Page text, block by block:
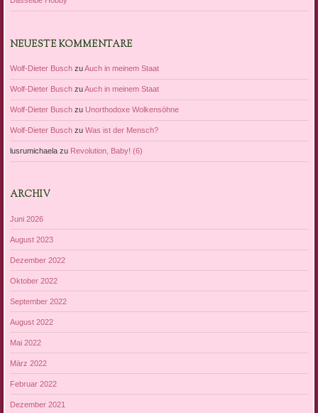
NEUESTE KOMMENTARE
Wolf-Dieter BuschzuAuch in meinem Staat
Wolf-Dieter BuschzuAuch in meinem Staat
Wolf-Dieter Buschzu Unorthodoxe Wolkensöhne
Wolf-Dieter Buschzu Was ist der Mensch?
lusrumichaelazu Revolution, Baby! (6)
ARCHIV
Juni 2026
August 2023
Dezember 2022
Oktober 2022
September 2022
August 2022
Mai 2022
März 2022
Februar 2022
Dezember 2021